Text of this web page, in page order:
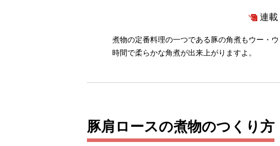
連載
煮物の定番料理の一つである豚の角煮もウー・
時間で柔らかな角煮が出来上がりますよ。
豚肩ロースの煮物のつくり方